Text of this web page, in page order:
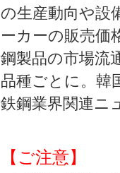
の生産動向や設
ーカーの販売価
鋼製品の市場流
品種ごとに。韓
鉄鋼業界関連ニ
【ご注意】